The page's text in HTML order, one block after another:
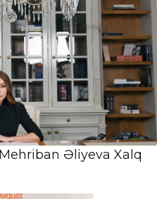
Zəngilanda
görüşüb
Əliyeva Xalq